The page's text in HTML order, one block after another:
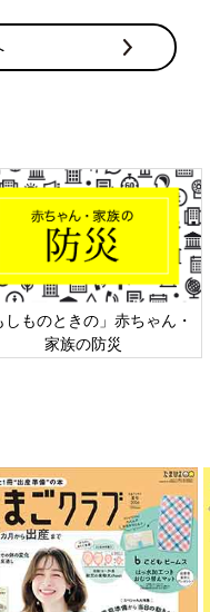
しものときの」赤ちゃん・
家族の防災